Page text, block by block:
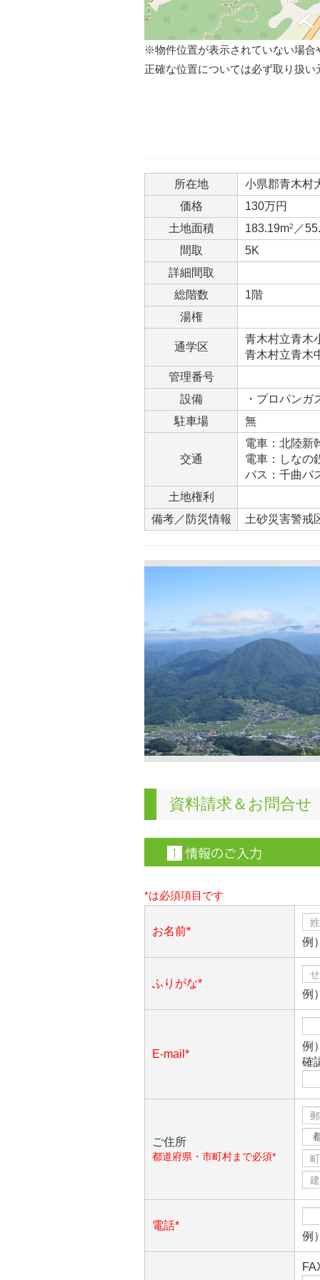
※物件位置が表示されていない場合
正確な位置については必ず取り扱
所在地
小県郡青木村
価格
130万円
土地面積
183.19m2 ／
間取
5K
詳細間取
総階数
1階
湯権
通学区
青木村立青木
青木村立青木
管理番号
設備
・プロパン
駐車場
無
交通
電車：北陸
電車：しな
バス：千曲バ
土地権利
備考／防災情報
土砂災害警戒
資料請求＆お問合せ
*は必須項目です
お名前*
例
ふりがな*
例
E-mail*
例
確
ご住所
都道府県・市町村まで必須*
電話*
例